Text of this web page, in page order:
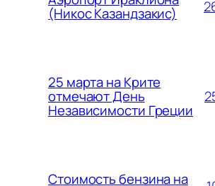
(Никос Казандзакис)
25 марта на Крите
отмечают День
Независимости Греции
Стоимость бензина на